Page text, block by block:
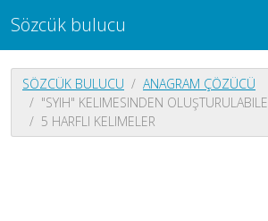
Sözcük bulucu
SÖZCÜK BULUCU
ANAGRAM ÇÖZÜCÜ
"SYIH" KELIMESINDEN
5 HARFLI KELIMELER